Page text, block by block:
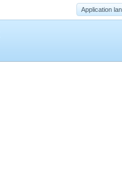
Application